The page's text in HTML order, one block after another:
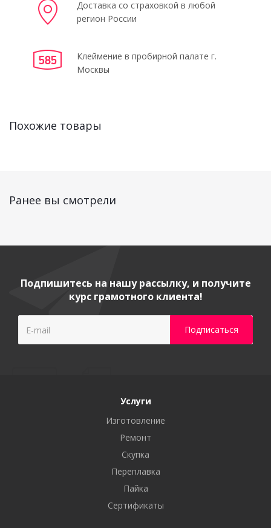
Доставка со страховкой в любой
регион России
Клеймение в пробирной палате г.
Москвы
Похожие товары
Ранее вы смотрели
Подпишитесь на нашу рассылку, и получите
курс грамотного клиента!
Услуги
Изготовление
Ремонт
Скупка
Переплавка
Пайка
Сертификаты